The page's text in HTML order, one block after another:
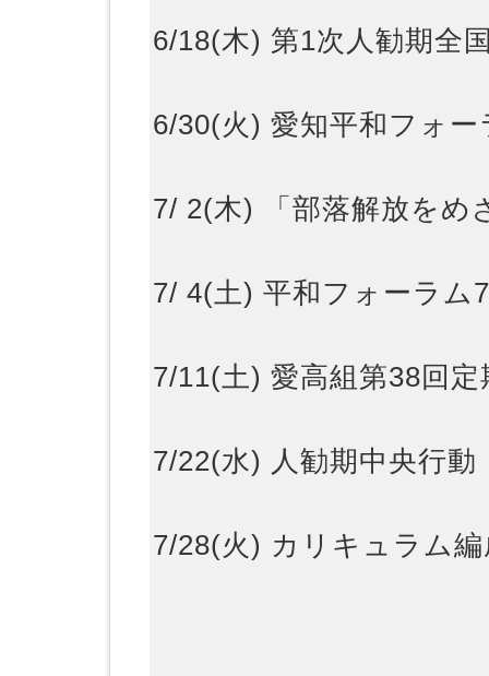
6/18(木) 第1次人勧期全
6/30(火) 愛知平和フォー
7/ 2(木) 「部落解放をめ
7/ 4(土) 平和フォーラム
7/11(土) 愛高組第38回
7/22(水) 人勧期中央行動
7/28(火) カリキュラム編